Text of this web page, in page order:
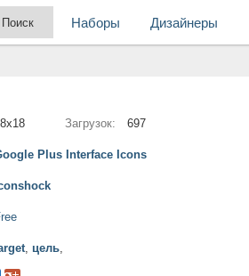
Наборы Дизайнеры
Загрузок: 697
Plus Interface Icons
, цель,